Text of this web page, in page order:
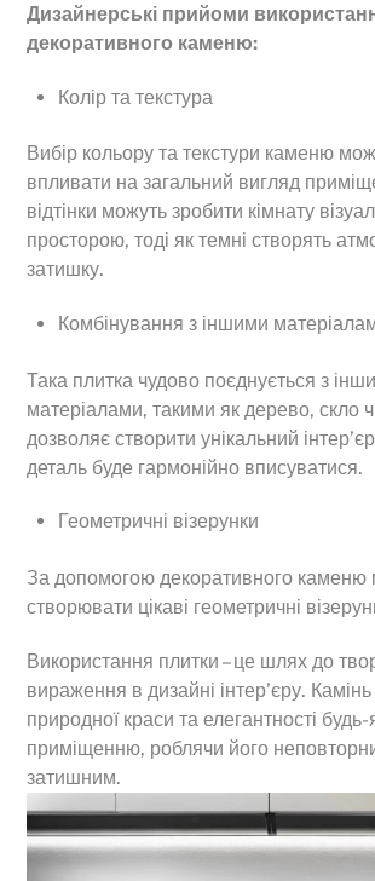
Дизайнерські прийоми
декоративного каменю:
Колір та текстура
Вибір кольору та текстури каменю
впливати на загальний вигляд
відтінки можуть зробити кімнату
просторою, тоді як темні створять
затишку.
Комбінування з іншими
Така плитка чудово поєднується з
матеріалами, такими як дерево, скло
дозволяє створити унікальний
деталь буде гармонійно вписуватися.
Геометричні візерунки
За допомогою декоративного
створювати цікаві геометричні
Використання плитки – це шлях до
вираження в дизайні інтер’єру.
природної краси та елегантності
приміщенню, роблячи його
затишним.